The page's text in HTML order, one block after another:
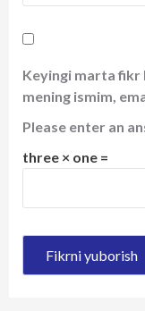
Keyingi marta fikr
mening ismim,
Please enter an
three × one =